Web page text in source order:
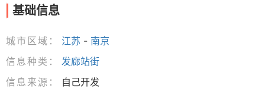
基础信息
城市区域： 江苏 - 南京
信息种类：
发廊站街
信息来源：
自己开发